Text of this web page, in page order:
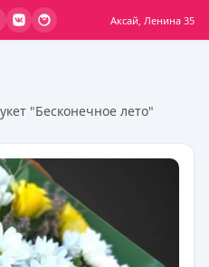
Аксай, Ленина 35
"Бесконечное лето"